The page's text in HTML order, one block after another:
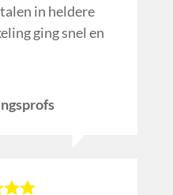
in heldere
ging snel en